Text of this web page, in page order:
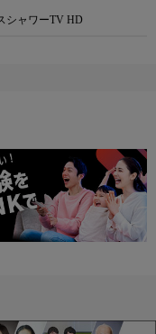
ャワーTV HD